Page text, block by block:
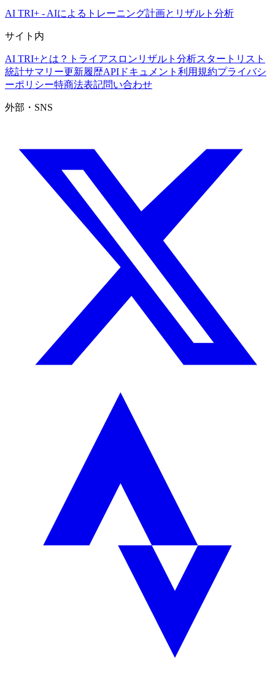
AI TRI+ - AIによるトレーニング計画とリザルト分析
サイト内
AI TRI+とは？ トライアスロンリザルト分析スタートリスト
統計サマリー更新履歴APIドキュメント 利用規約プライバシ
ーポリシー特商法表記問い合わせ
外部・SNS